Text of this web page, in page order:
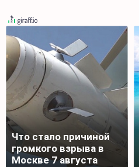
Что стало причиной
громкого взрыва в
Москве 7 августа